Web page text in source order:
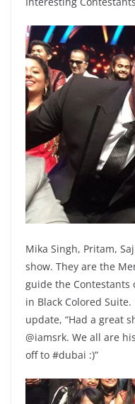
Mika Singh, Pritam,
show. They are the
guide the Contestants
in Black Colored
update, “Had a great
@iamsrk. We all are
off to #dubai :)”